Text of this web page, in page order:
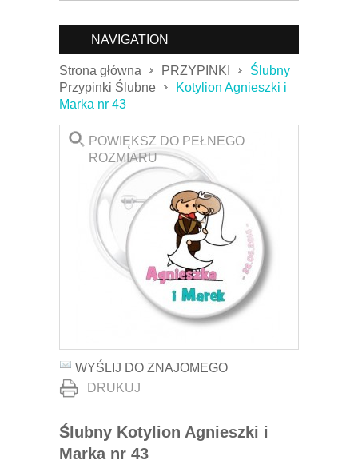
NAVIGATION
Strona główna
PRZYPINKI
Przypinki Ślubne
Ślubny
Kotylion Agnieszki i
Marka nr 43
POWIĘKSZ DO PEŁNEGO
ROZMIARU
WYŚLIJ DO ZNAJOMEGO
DRUKUJ
Ślubny Kotylion Agnieszki i
Marka nr 43